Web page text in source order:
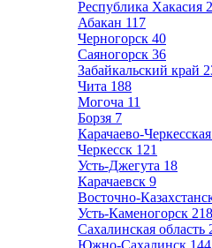
Республика Хакасия
Абакан 117
Черногорск 40
Саяногорск 36
Забайкальский край
Чита 188
Могоча 11
Борзя 7
Карачаево-
Черкесск 121
Усть-Джегута 18
Карачаевск 9
Восточно-
Усть-Каменогорск 218
Сахалинская область
Южно-Сахалинск 144